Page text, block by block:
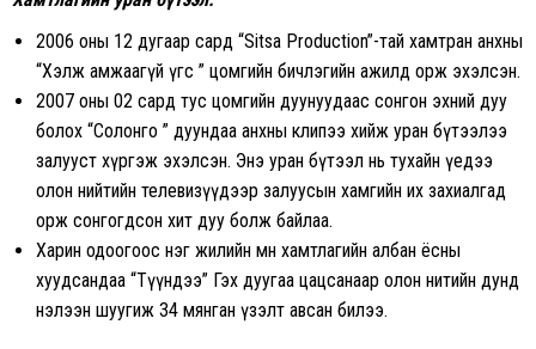
2006 оны 12 дугаар сард “Sitsa Production”-тай хамтран анхны
“Хэлж амжаагүй үгс ” цомгийн бичлэгийн ажилд орж эхэлсэн.
2007 оны 02 сард тус цомгийн дуунуудаас сонгон эхний дуу
болох “Солонго ” дуундаа анхны клипээ хийж уран бүтээлээ
залууст хүргэж эхэлсэн. Энэ уран бүтээл нь тухайн үедээ
олон нийтийн телевизүүдээр залуусын хамгийн их захиалгад
орж сонгогдсон хит дуу болж байлаа.
Харин одоогоос нэг жилийн өмнө хамтлагийн албан ёсны
хуудсандаа “Түүндээ” Гэх дуугаа цацсанаар олон нитийн дунд
нэлээн шуугиж 34 мянган үзэлт авсан билээ.